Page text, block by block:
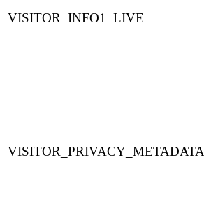
VISITOR_INFO1_LIVE
VISITOR_PRIVACY_METADATA